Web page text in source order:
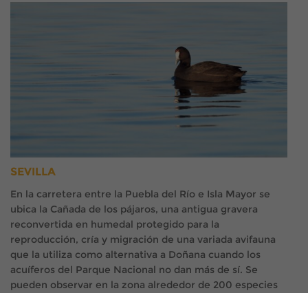
SEVILLA
En la carretera entre la Puebla del Río e Isla Mayor se
ubica la Cañada de los pájaros, una antigua gravera
reconvertida en humedal protegido para la
reproducción, cría y migración de una variada avifauna
que la utiliza como alternativa a Doñana cuando los
acuíferos del Parque Nacional no dan más de sí. Se
pueden observar en la zona alrededor de 200 especies